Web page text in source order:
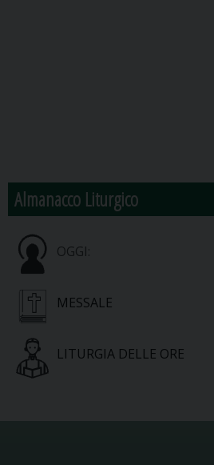
Almanacco Liturgico
OGGI:
MESSALE
LITURGIA DELLE ORE